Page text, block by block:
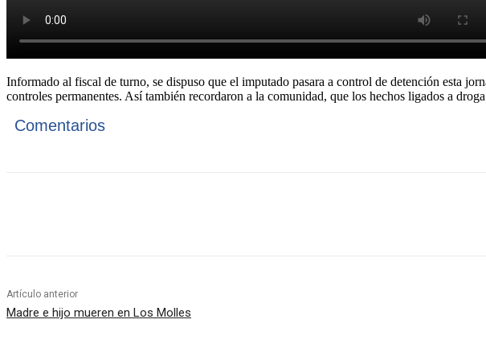
Informado al fiscal de turno, se dispuso que el imputado pasara a control de detención esta
controles permanentes. Así también recordaron a la comunidad, que los hechos ligados a
Comentarios
Artículo anterior
Madre e hijo mueren en Los Molles